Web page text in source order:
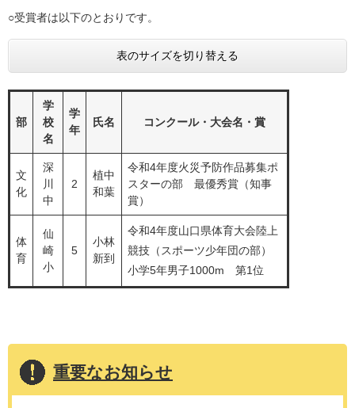
○受賞者は以下のとおりです。
表のサイズを切り替える
部
学
校
名
学
年
氏名 コンクール・大会名・賞
文
化
深
川
中
2
植中
和葉
令和4年度火災予防作品募集ポ
スターの部 最優秀賞（知事
賞）
体
育
仙
崎
小
5
小林
新到
令和4年度山口県体育大会陸上
競技（スポーツ少年団の部）
小学5年男子1000m 第1位
重要なお知らせ